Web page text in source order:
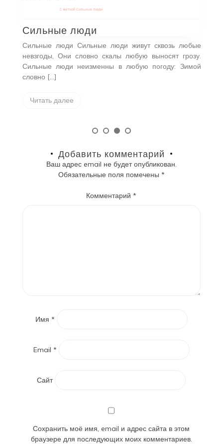
Сильные люди
Сильные люди
Сильные люди Сильные люди живут сквозь любые
невзгоды, Они словно скалы любую выносят грозу.
Сильные люди неизменны в любую погоду: Зимой
словно […]
Читать далее
Добавить комментарий
Ваш адрес email не будет опубликован.
Обязательные поля помечены *
Комментарий*
Имя *
Email *
Сайт
Сохранить моё имя, email и адрес сайта в этом
браузере для последующих моих комментариев.